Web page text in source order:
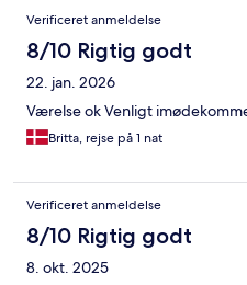
Verificeret anmeldelse
8/10 Rigtig godt
22. jan. 2026
Værelse ok Venligt
Britta, rejse på 1 nat
Verificeret anmeldelse
8/10 Rigtig godt
8. okt. 2025